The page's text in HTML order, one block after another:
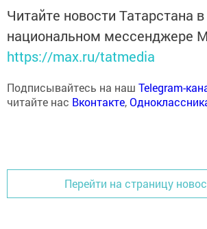
Читайте новости Татарстана в
национальном мессенджере
https://max.ru/tatmedia
Подписывайтесь на наш Telegram-
читайте нас Вконтакте,
Перейти на страницу